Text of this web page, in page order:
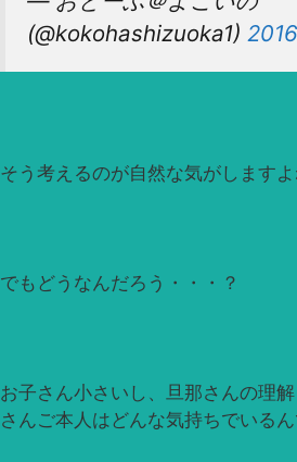
(@kokohashizuoka1)
そう考えるのが自然な気がしますよ
でもどうなんだろう・・・？
お子さん小さいし、旦那さんの理
さんご本人はどんな気持ちでいる